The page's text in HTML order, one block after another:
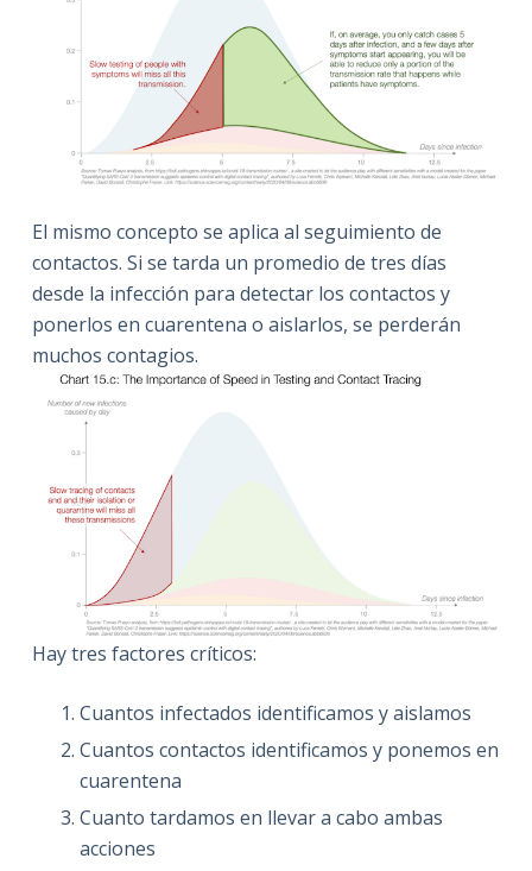
El mismo concepto se aplica al seguimiento de
contactos. Si se tarda un promedio de tres días
desde la infección para detectar los contactos y
ponerlos en cuarentena o aislarlos, se perderán
muchos contagios.
Hay tres factores críticos:
Cuantos infectados identificamos y aislamos
Cuantos contactos identificamos y ponemos en
cuarentena
Cuanto tardamos en llevar a cabo ambas
acciones